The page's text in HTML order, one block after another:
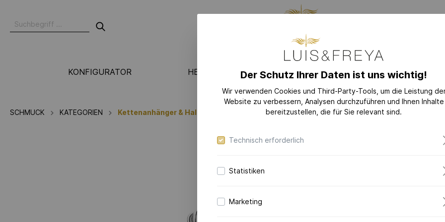
KONFIGURATOR HERSTELLUNG SCHMUCK
KOLLEKTIONEN
LOVE-LETTER
DAZZLING-
DAZZLING-
CERAMIC-
SCHMUCK KATEGORIEN Kettenanhänger & Halsketten
Der Schutz Ihrer Daten ist uns wichtig!
Wir verwenden Cookies und Third-Party-Tools, um die Leistung
Website zu verbessern, Analysen durchzuführen und Ihnen Inhalte
bereitzustellen, die für Sie relevant sind.
Technisch erforderlich
Statistiken
Marketing